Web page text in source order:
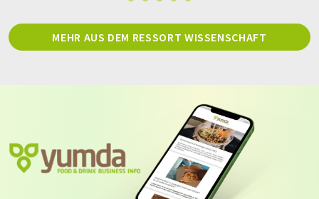
MEHR AUS DEM RESSORT WISSENSCHAFT